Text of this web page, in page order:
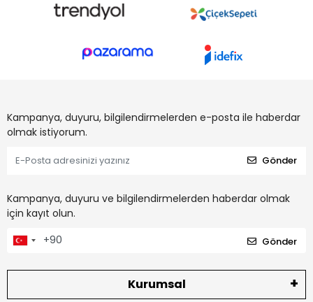
Kampanya, duyuru, bilgilendirmelerden e-posta ile haberdar
olmak istiyorum.
Gönder
Kampanya, duyuru ve bilgilendirmelerden haberdar olmak
için kayıt olun.
Gönder
Kurumsal